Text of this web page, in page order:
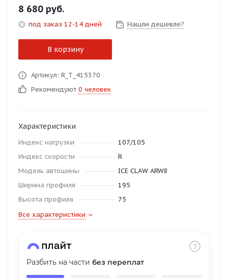
8 680 руб.
под заказ 12-14 дней Нашли дешевле?
В корзину
Артикул: R_T_415370
Рекомендуют 0 человек
Характеристики
Индекс нагрузки
107/105
Индекс скорости
R
Модель автошины
ICE CLAW ARW8
Ширина профиля
195
Высота профиля
75
Все характеристики
Разбить на части без переплат
Оставшиеся 75
% будут
списыватьсяс вашей карты
25%каждые 2 недели
Остались вопросы?
8 800 302-02-51